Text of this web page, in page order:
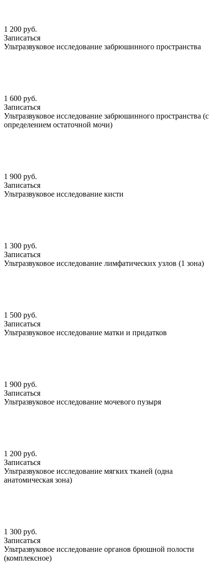
1 200 руб.
Записаться
Ультразвуковое исследование забрюшинного пространства
1 600 руб.
Записаться
Ультразвуковое исследование забрюшинного пространства (с
определением остаточной мочи)
1 900 руб.
Записаться
Ультразвуковое исследование кисти
1 300 руб.
Записаться
Ультразвуковое исследование лимфатических узлов (1 зона)
1 500 руб.
Записаться
Ультразвуковое исследование матки и придатков
1 900 руб.
Записаться
Ультразвуковое исследование мочевого пузыря
1 200 руб.
Записаться
Ультразвуковое исследование мягких тканей (одна
анатомическая зона)
1 300 руб.
Записаться
Ультразвуковое исследование органов брюшной полости
(комплексное)